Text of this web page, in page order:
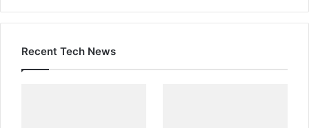
Recent Tech News